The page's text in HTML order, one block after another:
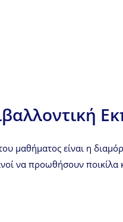
μαθήματος είναι η
να προωθήσουν